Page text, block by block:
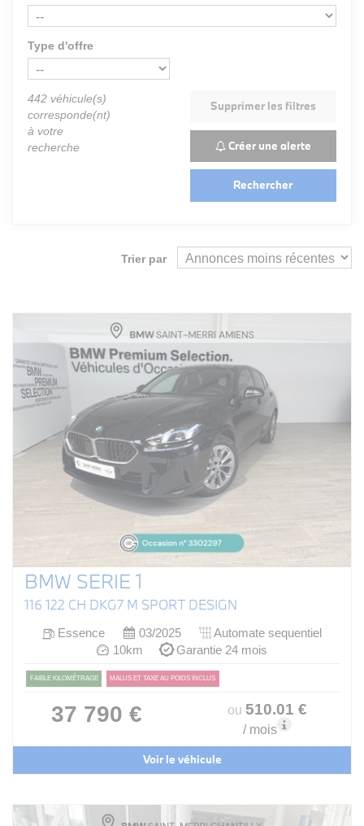
Type d'offre
442 véhicule(s)
corresponde(nt)
à votre
recherche
Supprimer les filtres
Créer une alerte
Rechercher
Trier par
BMW SERIE 1
116 122 CH DKG7 M SPORT DESIGN
Essence 03/2025
Automate sequentiel
10km
Garantie 24 mois
FAIBLE KILOMÉTRAGE MALUS ET TAXE AU POIDS INCLUS
37 790 € ou 510.01 €
/ mois
Voir le véhicule